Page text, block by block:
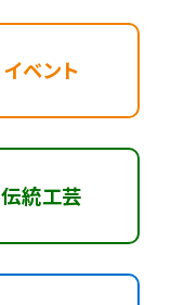
イベント
伝統工芸